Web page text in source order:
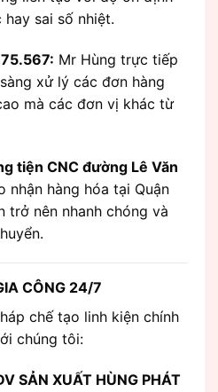
sai số nhiệt.
Mr Hùng trực tiếp
xử lý các đơn hàng
mà các đơn vị khác từ
tiện CNC đường Lê Văn
nhận hàng hóa tại Quận
trở nên nhanh chóng và
CÔNG 24/7
chế tạo linh kiện chính
chúng tôi:
SẢN XUẤT HÙNG PHÁT